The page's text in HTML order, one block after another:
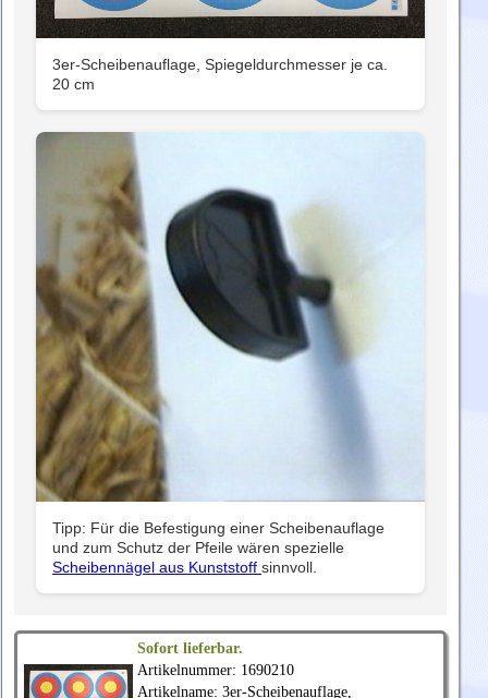
3er-Scheibenauflage, Spiegeldurchmesser je ca.
20 cm
Tipp: Für die Befestigung einer Scheibenauflage
und zum Schutz der Pfeile wären spezielle
Scheibennägel aus Kunststoff sinnvoll.
Sofort lieferbar.
Artikelnummer: 1690210
Artikelname: 3er-Scheibenauflage,